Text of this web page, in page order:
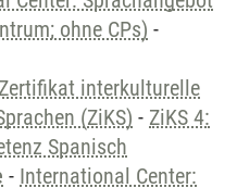
ohne CPs) -
Zertifikat interkulturelle
(ZiKS) - ZiKS 4:
Spanisch
- International Center: